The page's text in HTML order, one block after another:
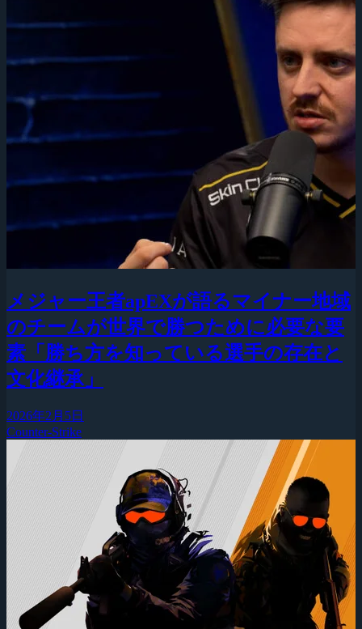
メジャー王者apEXが語るマイナー地域
のチームが世界で勝つために必要な要
素「勝ち方を知っている選手の存在と
文化継承」
2026年2月5日
Counter-Strike